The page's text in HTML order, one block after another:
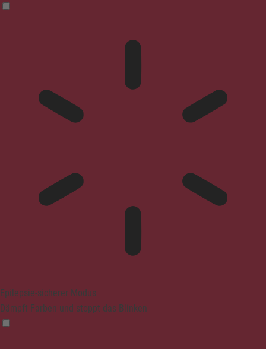
Epilepsie-sicherer Modus
Dämpft Farben und stoppt das Blinken